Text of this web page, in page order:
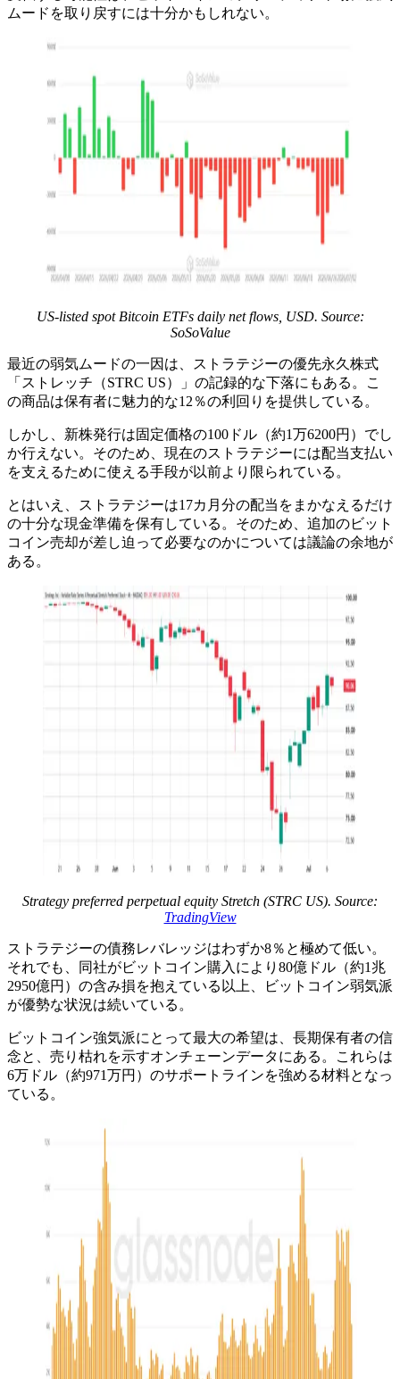
ムードを取り戻すには十分かもしれない。
US-listed spot Bitcoin ETFs daily net flows, USD. Source:
SoSoValue
最近の弱気ムードの一因は、ストラテジーの優先永久株式
「ストレッチ（STRC US）」の記録的な下落にもある。こ
の商品は保有者に魅力的な12％の利回りを提供している。
しかし、新株発行は固定価格の100ドル（約1万6200円）でし
か行えない。そのため、現在のストラテジーには配当支払い
を支えるために使える手段が以前より限られている。
とはいえ、ストラテジーは17カ月分の配当をまかなえるだけ
の十分な現金準備を保有している。そのため、追加のビット
コイン売却が差し迫って必要なのかについては議論の余地が
ある。
Strategy preferred perpetual equity Stretch (STRC US). Source:
TradingView
ストラテジーの債務レバレッジはわずか8％と極めて低い。
それでも、同社がビットコイン購入により80億ドル（約1兆
2950億円）の含み損を抱えている以上、ビットコイン弱気派
が優勢な状況は続いている。
ビットコイン強気派にとって最大の希望は、長期保有者の信
念と、売り枯れを示すオンチェーンデータにある。これらは
6万ドル（約971万円）のサポートラインを強める材料となっ
ている。